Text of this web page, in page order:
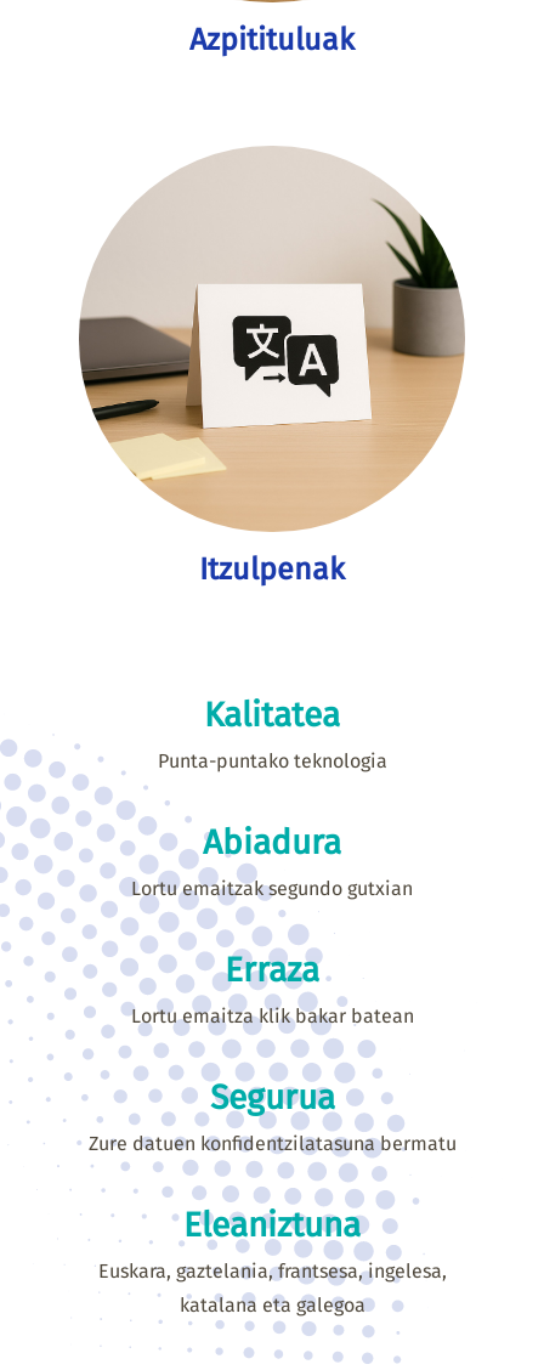
Azpitituluak
Itzulpenak
Kalitatea
Punta-puntako teknologia
Abiadura
Lortu emaitzak segundo gutxian
Erraza
Lortu emaitza klik bakar batean
Segurua
Zure datuen konfidentzilatasuna bermatu
Eleaniztuna
Euskara, gaztelania, frantsesa, ingelesa,
katalana eta galegoa